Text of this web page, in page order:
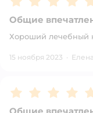
Общие
Хороший лечебный
15 ноября 2023 ·
Рейтинг:5